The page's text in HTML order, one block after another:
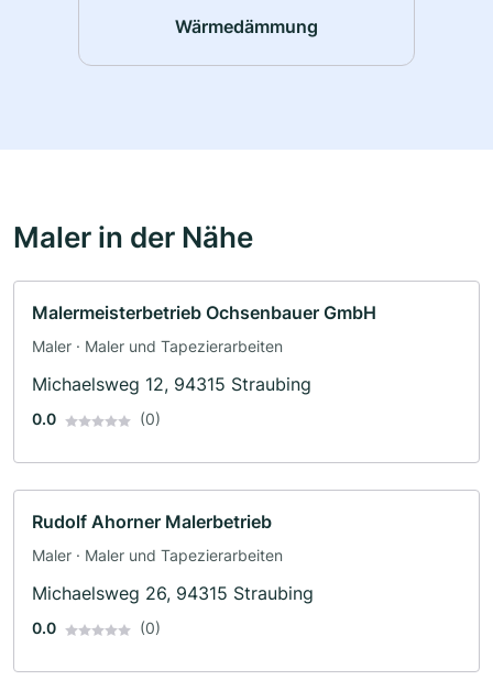
Wärmedämmung
Maler in der Nähe
Malermeisterbetrieb Ochsenbauer GmbH
Maler · Maler und Tapezierarbeiten
Michaelsweg 12, 94315 Straubing
0.0 (0)
Rudolf Ahorner Malerbetrieb
Maler · Maler und Tapezierarbeiten
Michaelsweg 26, 94315 Straubing
0.0 (0)